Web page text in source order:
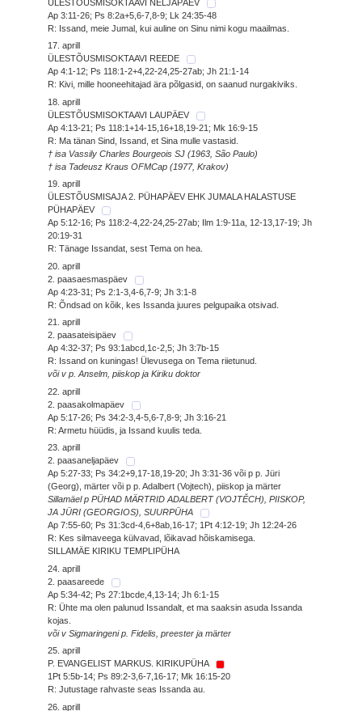
ÜLESTÕUSMISOKTAAVI NELJAPÄEV
Ap 3:11-26; Ps 8:2a+5,6-7,8-9; Lk 24:35-48
R: Issand, meie Jumal, kui auline on Sinu nimi kogu maailmas.
17. aprill
ÜLESTÕUSMISOKTAAVI REEDE
Ap 4:1-12; Ps 118:1-2+4,22-24,25-27ab; Jh 21:1-14
R: Kivi, mille hooneehitajad ära põlgasid, on saanud nurgakiviks.
18. aprill
ÜLESTÕUSMISOKTAAVI LAUPÄEV
Ap 4:13-21; Ps 118:1+14-15,16+18,19-21; Mk 16:9-15
R: Ma tänan Sind, Issand, et Sina mulle vastasid.
† isa Vassily Charles Bourgeois SJ (1963, São Paulo)
† isa Tadeusz Kraus OFMCap (1977, Krakov)
19. aprill
ÜLESTÕUSMISAJA 2. PÜHAPÄEV EHK JUMALA HALASTUSE
PÜHAPÄEV
Ap 5:12-16; Ps 118:2-4,22-24,25-27ab; Ilm 1:9-11a, 12-13,17-19; Jh
20:19-31
R: Tänage Issandat, sest Tema on hea.
20. aprill
2. paasaesmaspäev
Ap 4:23-31; Ps 2:1-3,4-6,7-9; Jh 3:1-8
R: Õndsad on kõik, kes Issanda juures pelgupaika otsivad.
21. aprill
2. paasateisipäev
Ap 4:32-37; Ps 93:1abcd,1c-2,5; Jh 3:7b-15
R: Issand on kuningas! Ülevusega on Tema riietunud.
või v p. Anselm, piiskop ja Kiriku doktor
22. aprill
2. paasakolmapäev
Ap 5:17-26; Ps 34:2-3,4-5,6-7,8-9; Jh 3:16-21
R: Armetu hüüdis, ja Issand kuulis teda.
23. aprill
2. paasaneljapäev
Ap 5:27-33; Ps 34:2+9,17-18,19-20; Jh 3:31-36 või p p. Jüri
(Georg), märter või p p. Adalbert (Vojtech), piiskop ja märter
Sillamäel p PÜHAD MÄRTRID ADALBERT (VOJTĚCH), PIISKOP,
JA JÜRI (GEORGIOS), SUURPÜHA
Ap 7:55-60; Ps 31:3cd-4,6+8ab,16-17; 1Pt 4:12-19; Jh 12:24-26
R: Kes silmaveega külvavad, lõikavad hõiskamisega.
SILLAMÄE KIRIKU TEMPLIPÜHA
24. aprill
2. paasareede
Ap 5:34-42; Ps 27:1bcde,4,13-14; Jh 6:1-15
R: Ühte ma olen palunud Issandalt, et ma saaksin asuda Issanda
kojas.
või v Sigmaringeni p. Fidelis, preester ja märter
25. aprill
P. EVANGELIST MARKUS. KIRIKUPÜHA
1Pt 5:5b-14; Ps 89:2-3,6-7,16-17; Mk 16:15-20
R: Jutustage rahvaste seas Issanda au.
26. aprill